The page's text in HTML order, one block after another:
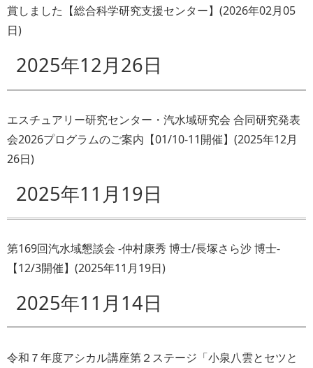
賞しました【総合科学研究支援センター】 (2026年02月05
日)
2025年12月26日
エスチュアリー研究センター・汽水域研究会 合同研究発表
会2026プログラムのご案内【01/10-11開催】 (2025年12月
26日)
2025年11月19日
第169回汽水域懇談会 -仲村康秀 博士/長塚さら沙 博士-
【12/3開催】 (2025年11月19日)
2025年11月14日
令和７年度アシカル講座第２ステージ「小泉八雲とセツと